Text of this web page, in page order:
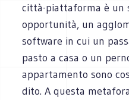
città-piattaforma è un
opportunità, un
software in cui un
pasto a casa o un
appartamento sono
dito. A questa